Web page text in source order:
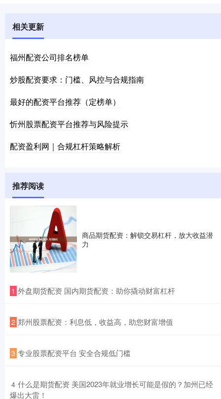
相关更新
福州配资公司排名榜单
炒股配资要求：门槛、风控与合规指南
最好的配资平台推荐（定榜单）
忻州股票配资平台推荐与风险提示
配资盈利网｜合规杠杆策略解析
推荐阅读
商品期货配资：解锁交易杠杆，放大收益潜
力
1 ​外盘期货配资 国内期货配资：助你撬动财富杠杆
2 ​郑州股票配资：利息低，收益高，助您财富增值
3 ​专业股票配资平台 安全合规低门槛
4 ​什么是期货配资 美国2023年就业增长可能是假的？加州已经
爆出大雷！